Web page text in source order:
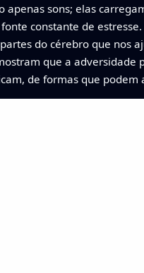
apenas sons; elas
constante de
do cérebro que nos
que a adversidade
de formas que